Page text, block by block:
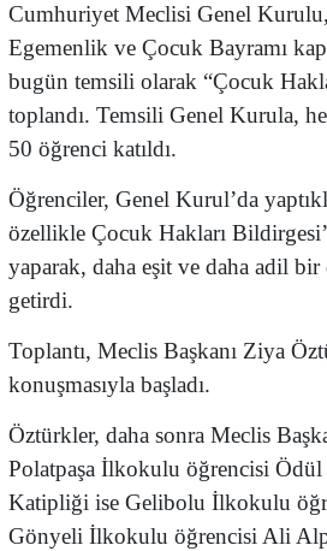
Cumhuriyet Meclisi Genel
Egemenlik ve Çocuk Bayramı
bugün temsili olarak “Çocuk
toplandı. Temsili Genel Kurula,
50 öğrenci katıldı.
Öğrenciler, Genel Kurul’da
özellikle Çocuk Hakları
yaparak, daha eşit ve daha adil
getirdi.
Toplantı, Meclis Başkanı Ziya
konuşmasıyla başladı.
Öztürkler, daha sonra Meclis
Polatpaşa İlkokulu öğrencisi Ödül
Katipliği ise Gelibolu İlkokulu
Gönyeli İlkokulu öğrencisi Ali